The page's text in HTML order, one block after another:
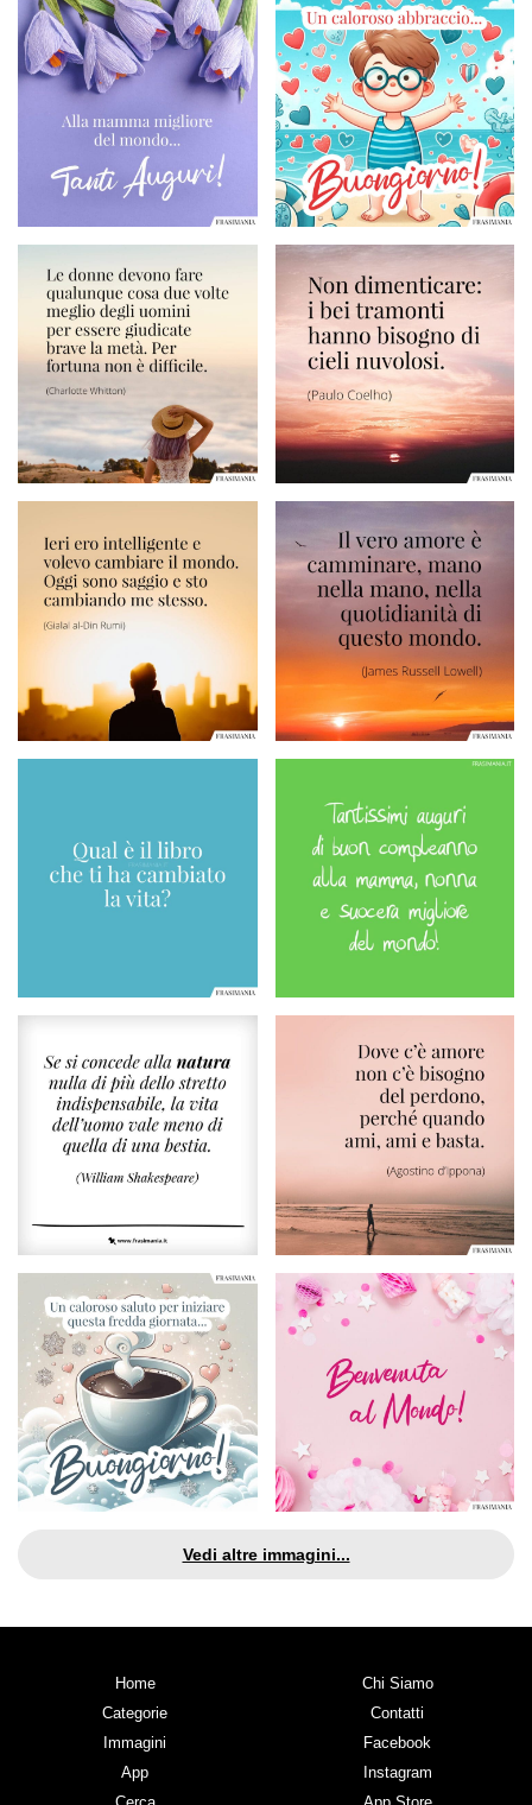
Vedi altre immagini...
Home
Categorie
Immagini
App
Chi Siamo
Contatti
Facebook
Instagram